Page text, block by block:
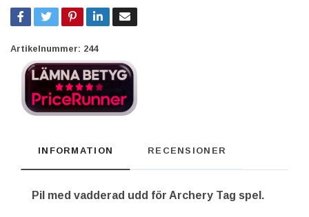
Artikelnummer: 244
INFORMATION RECENSIONER
Pil med vadderad udd för Archery Tag spel.